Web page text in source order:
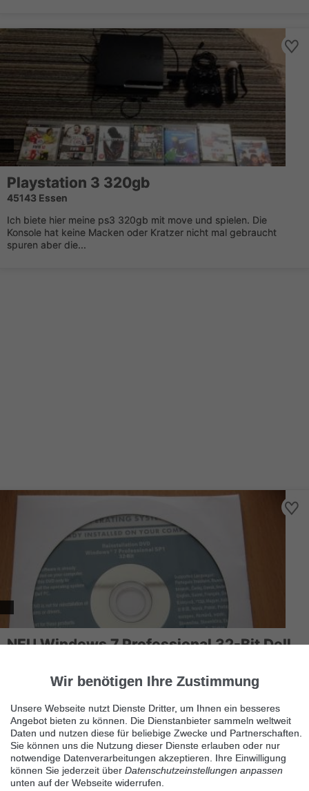
Playstation 3 320gb
45143 Essen
Ich biete hier meine ps3 320gb mit move und spielen. Die
Konsole hat keine Macken oder Kratzer nicht mal gebraucht
spuren aber die...
NEU Windows 7 Professional 32-Bit Dell
83119 Obing
Lieferumgang: Windows 7 Professional 32-Bit Installations DVD
Win...
Wir benötigen Ihre Zustimmung
Unsere Webseite nutzt Dienste Dritter, um Ihnen ein besseres
Angebot bieten zu können. Die Dienstanbieter sammeln weltweit
Daten und nutzen diese für beliebige Zwecke und Partnerschaften.
Sie können uns die Nutzung dieser Dienste erlauben oder nur
notwendige Datenverarbeitungen akzeptieren. Ihre Einwilligung
können Sie jederzeit über Datenschutzeinstellungen anpassen
unten auf der Webseite widerrufen.